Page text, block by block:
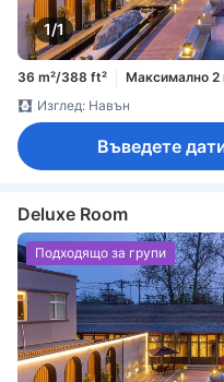
1/1
36 m²/388 ft² Максимално 2
Изглед: Навън
Въведете
Deluxe Room
Подходящо за групи